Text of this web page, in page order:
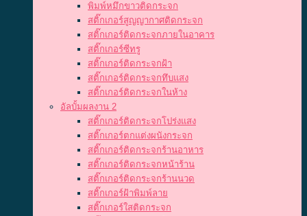
พิมพ์หมึกขาวติดกระจก
สติ๊กเกอร์สูญญากาศติดกระจก
สติ๊กเกอร์ติดกระจกภายในอาคาร
สติ๊กเกอร์ซีทรู
สติ๊กเกอร์ติดกระจกฝ้า
สติ๊กเกอร์ติดกระจกทึบแสง
สติ๊กเกอร์ติดกระจกในห้าง
อัลบั้มผลงาน 2
สติ๊กเกอร์ติดกระจกโปร่งแสง
สติ๊กเกอร์ตกแต่งผนังกระจก
สติ๊กเกอร์ติดกระจกร้านอาหาร
สติ๊กเกอร์ติดกระจกหน้าร้าน
สติ๊กเกอร์ติดกระจกร้านนวด
สติ๊กเกอร์ฝ้าพิมพ์ลาย
สติ๊กเกอร์ใสติดกระจก